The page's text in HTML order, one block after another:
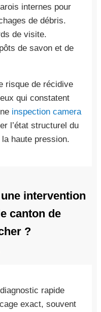
internes pour
de débris.
de visite.
de savon et de
risque de récidive
qui constatent
inspection camera
l’état structurel du
haute pression.
intervention
canton de
?
rapide
exact, souvent